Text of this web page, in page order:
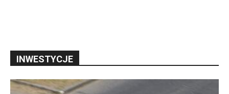
INWESTYCJE